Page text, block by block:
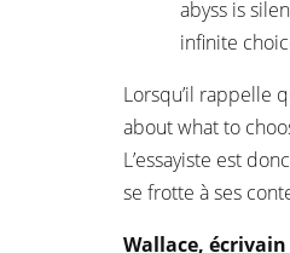
abyss is
infinite
Lorsqu’il rappelle
about what to
L’essayiste est
se frotte à ses
Wallace, écrivain